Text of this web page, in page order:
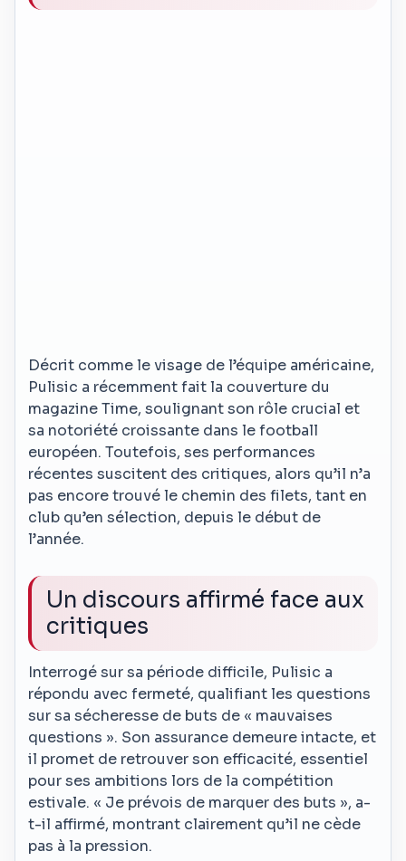
Décrit comme le visage de l’équipe américaine,
Pulisic a récemment fait la couverture du
magazine Time, soulignant son rôle crucial et
sa notoriété croissante dans le football
européen. Toutefois, ses performances
récentes suscitent des critiques, alors qu’il n’a
pas encore trouvé le chemin des filets, tant en
club qu’en sélection, depuis le début de
l’année.
Un discours affirmé face aux
critiques
Interrogé sur sa période difficile, Pulisic a
répondu avec fermeté, qualifiant les questions
sur sa sécheresse de buts de « mauvaises
questions ». Son assurance demeure intacte, et
il promet de retrouver son efficacité, essentiel
pour ses ambitions lors de la compétition
estivale. « Je prévois de marquer des buts », a-
t-il affirmé, montrant clairement qu’il ne cède
pas à la pression.